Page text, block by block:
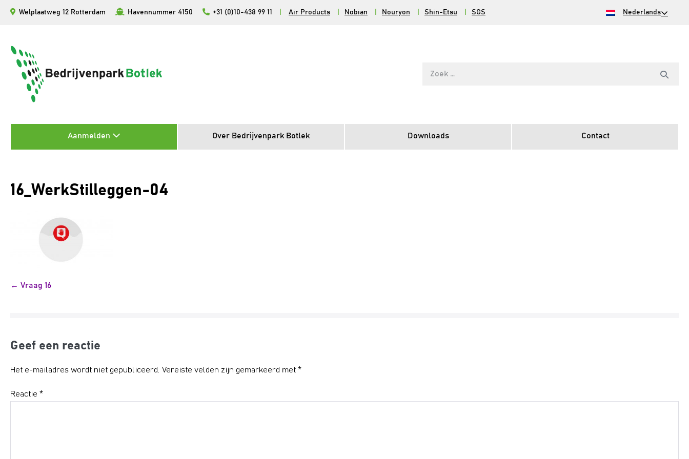
inhoud
Welplaatweg 12 Rotterdam Havennummer 4150 +31 (0)10-438 99 11 Air Products Nobian Nouryon Shin-Etsu SGS Nederlands
Aanmelden Over Bedrijvenpark Botlek Downloads Contact
16_WerkStilleggen-04
Bericht
← Vraag 16
Geef een reactie
Het e-mailadres wordt niet gepubliceerd. Vereiste velden zijn gemarkeerd met *
Reactie *